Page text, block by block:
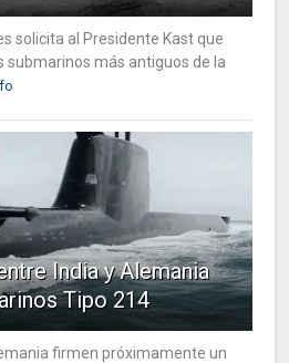
solicita al Presidente Kast que
submarinos más antiguos de la
India y Alemania
Tipo 214
firmen próximamente un